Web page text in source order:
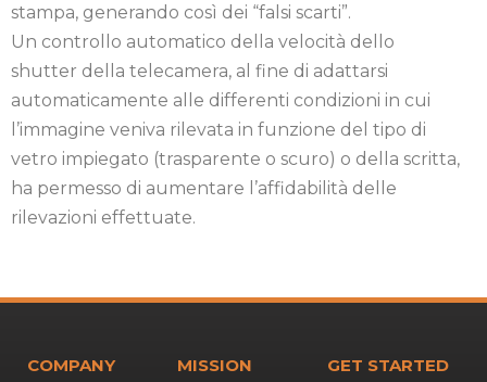
stampa, generando così dei “falsi scarti”.
Un controllo automatico della velocità dello
shutter della telecamera, al fine di adattarsi
automaticamente alle differenti condizioni in cui
l’immagine veniva rilevata in funzione del tipo di
vetro impiegato (trasparente o scuro) o della scritta,
ha permesso di aumentare l’affidabilità delle
rilevazioni effettuate.
COMPANY MISSION GET STARTED